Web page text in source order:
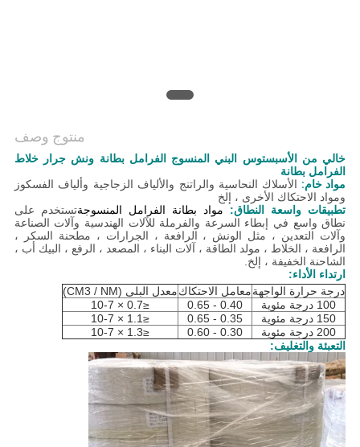
منتوج وصف
خالي من الأسبستوس البني المنسوج الفرامل بطانة ونش جرار خلاط
الفرامل بطانة
مواد خام: الأسلاك النحاسية والراتنج والألياف الزجاجية وألياف الفسكوز
ومواد الاحتكاك الأخرى ، إلخ
تطبيقات واسعة النطاق: مواد بطانة الفرامل المنسوجةتستخدم على
نطاق واسع في إبطاء السرعة والفرملة للآلات الهندسية وآلات الصناعة
وآلات التعدين ، مثل الونش ، الرافعة ، الجرارات ، مطحنة السكر ،
الرافعة ، الخلاط ، مولد الطاقة ، آلات البناء ، المصعد ، الرفع ، البيك أب ،
الشاحنة الخفيفة ، إلخ.
ارتداء الأداء:
درجة حرارة الواجهةمعامل الاحتكاكمعدل البلى (CM3 / NM)
100 درجة مئوية
0.40 - 0.65
≤0.7 × 10-7
150 درجة مئوية
0.35 - 0.65
≤1.1 × 10-7
200 درجة مئوية
0.30 - 0.60
≤1.3 × 10-7
التعبئة والتغليف: